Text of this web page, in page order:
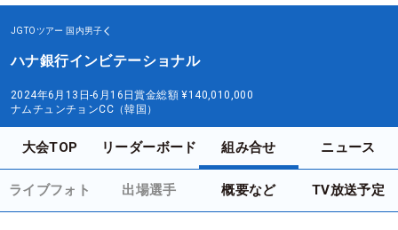
JGTOツアー 国内男子
ハナ銀行インビテーショナル
2024年6月13日-6月16日賞金総額 ¥140,010,000
ナムチュンチョンCC（韓国）
大会TOP リーダーボード 組み合せ ニュース
ライブフォト 出場選手 概要など TV放送予定